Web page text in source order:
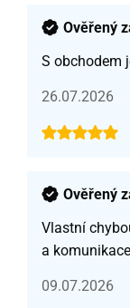
Ověřený
S obchodem
26.07.2026
Ověřený
Vlastní
a
09.07.2026